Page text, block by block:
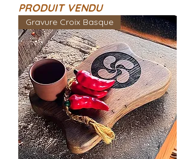
PRODUIT VENDU
Gravure Croix Basque